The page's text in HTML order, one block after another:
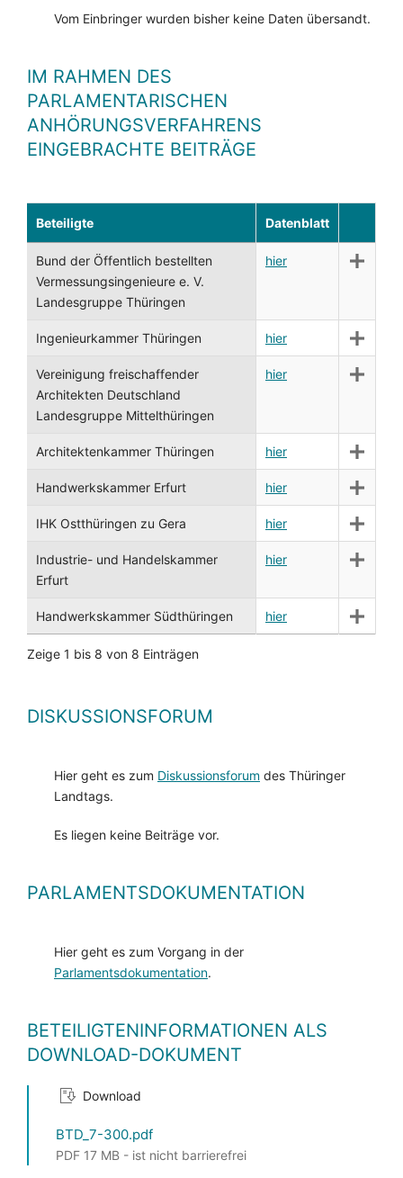
Vom Einbringer wurden bisher keine Daten übersandt.
IM RAHMEN DES
PARLAMENTARISCHEN
ANHÖRUNGSVERFAHRENS
EINGEBRACHTE BEITRÄGE
Beteiligte Datenblatt
Bund der Öffentlich bestellten
Vermessungsingenieure e. V.
Landesgruppe Thüringen
hier
Ingenieurkammer Thüringen hier
Vereinigung freischaffender
Architekten Deutschland
Landesgruppe Mittelthüringen
hier
Architektenkammer Thüringen hier
Handwerkskammer Erfurt hier
IHK Ostthüringen zu Gera hier
Industrie- und Handelskammer
Erfurt
hier
Handwerkskammer Südthüringen hier
Zeige 1 bis 8 von 8 Einträgen
DISKUSSIONSFORUM
Hier geht es zum Diskussionsforum des Thüringer
Landtags.
Es liegen keine Beiträge vor.
PARLAMENTSDOKUMENTATION
Hier geht es zum Vorgang in der
Parlamentsdokumentation.
BETEILIGTENINFORMATIONEN ALS
DOWNLOAD-DOKUMENT
Download
BTD_7-300.pdf
PDF 17 MB - ist nicht barrierefrei